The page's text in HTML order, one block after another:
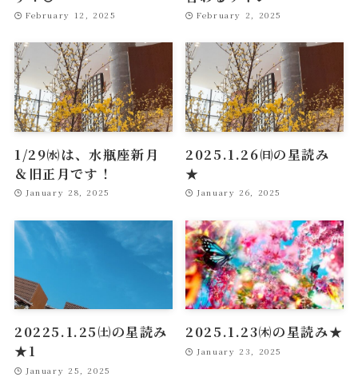
February 12, 2025 February 2, 2025
1/29㈬は、水瓶座新月
＆旧正月です！
January 28, 2025
2025.1.26㈰の星読み
★
January 26, 2025
20225.1.25㈯の星読み
★1
January 25, 2025
2025.1.23㈭の星読み★
January 23, 2025